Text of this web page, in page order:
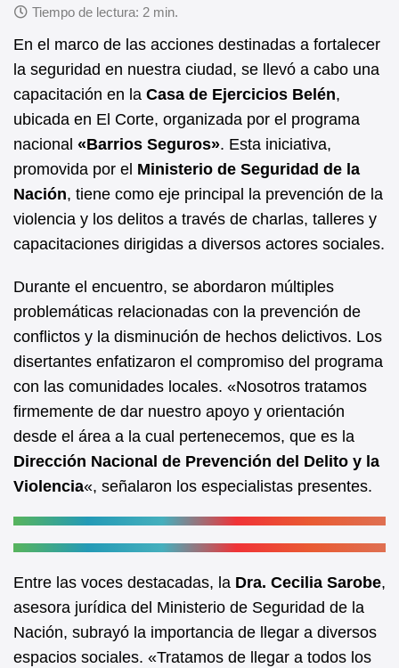
c
e
b
o
o
k
at
s
A
p
p
En el marco de las acciones destinadas a fortalecer
la seguridad en nuestra ciudad, se llevó a cabo una
capacitación en la Casa de Ejercicios Belén,
ubicada en El Corte, organizada por el programa
nacional «Barrios Seguros». Esta iniciativa,
promovida por el Ministerio de Seguridad de la
Nación, tiene como eje principal la prevención de la
violencia y los delitos a través de charlas, talleres y
capacitaciones dirigidas a diversos actores sociales.
Durante el encuentro, se abordaron múltiples
problemáticas relacionadas con la prevención de
conflictos y la disminución de hechos delictivos. Los
disertantes enfatizaron el compromiso del programa
con las comunidades locales. «Nosotros tratamos
firmemente de dar nuestro apoyo y orientación
desde el área a la cual pertenecemos, que es la
Dirección Nacional de Prevención del Delito y la
Violencia«, señalaron los especialistas presentes.
Entre las voces destacadas, la Dra. Cecilia Sarobe,
asesora jurídica del Ministerio de Seguridad de la
Nación, subrayó la importancia de llegar a diversos
espacios sociales. «Tratamos de llegar a todos los